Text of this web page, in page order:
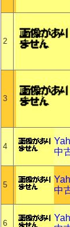
2
3
4
中
5
中
6